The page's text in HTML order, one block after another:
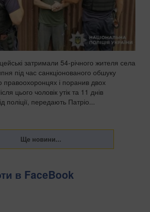
затримали 54-річного жителя села
під час санкціонованого обшуку
правоохоронцях і поранив двох
цього чоловік утік та 11 днів
поліції, передають Патріо...
в FaceBook